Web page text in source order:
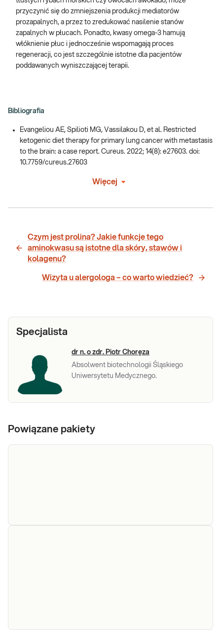
przyczynić się do zmniejszenia produkcji mediatorów
prozapalnych, a przez to zredukować nasilenie stanów
zapalnych w płucach. Ponadto, kwasy omega-3 hamują
włóknienie płuc i jednocześnie wspomagają proces
regeneracji, co jest szczególnie istotne dla pacjentów
poddawanych wyniszczającej terapii.
Bibliografia
Evangeliou AE, Spilioti MG, Vassilakou D, et al. Restricted
ketogenic diet therapy for primary lung cancer with metastasis
to the brain: a case report. Cureus. 2022; 14(8): e27603. doi:
10.7759/cureus.27603
Więcej
Czym jest prolina? Jakie funkcje tego
aminokwasu są istotne dla skóry, stawów i
kolagenu?
Wizyta u alergologa – co warto wiedzieć?
Specjalista
dr n. o zdr. Piotr Choręza
Absolwent biotechnologii Śląskiego
Uniwersytetu Medycznego.
Powiązane pakiety